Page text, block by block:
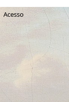
Acesso